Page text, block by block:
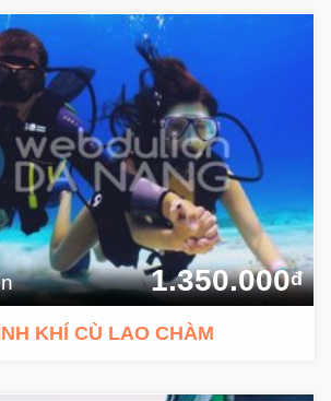
1.350.000đ
KHÍ CÙ LAO CHÀM